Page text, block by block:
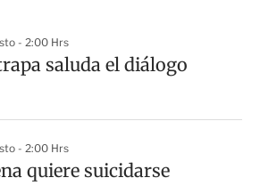
- 2:00 Hrs
saluda el diálogo
- 2:00 Hrs
quiere suicidarse